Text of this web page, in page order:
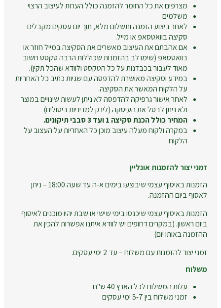
מצרפים את כל החומר להזמנה כולל הערות לעיצוב הרצוי
משלמים
לאחר ביצוע הזמנה ותשלום מלא, תוך יום עסקים מקבלים
סקיצה בוואטסאפ או מייל.
אם אהבתם את העיצוב מאשרים את הסקיצה במייל חוזר או
בוואטסאפ (שימו לב בהזמנות שכוללות הרבה טקסט חשוב
מאוד לעבור בכבדנות על כל הטקסט ולוודא שהכל תקין).
במידע וסקיצה מאושרת להדפסה עם שגיות כתיב כל האחריות
על הלקוח המאשר את הסקיצה.
לאחר אישור גרפיקה להדפסה לא ניתן לעשות שינויים במוצר
ולא ניתן לבטל את העיסקה (לינק למדיניות ביטולים)
המחיר כולל הכנת סקיצה 1 ועד 3 סבבי תיקונים.
במקרה ולקוח מעלה עיצוב מוכן כל האחריות על העצוב על
הלקוח
זמני יצור להזמנות אונליין
הזמנות באיסוף עצמי שיבוצעו בימים א-ה עד שעה 18:00 – ניתן
לאסוף ביום ההזמנה.
הזמנות באיסוף עצמי שיכנסו בימי שישי או שבת יהיו מוכנים לאיסוף
ביום ראשון. (במקרים דחופים יש לוודא איתנו אפשרות להכין את
ההזמנה באותו יום)
זמני יצור להזמנות עם משלוח – עד 2 ימי עסקים.
משלוח
עלות המשלוח לכל הארץ 40 ש"ח
זמני משלוח בין 5-7 ימי עסקים